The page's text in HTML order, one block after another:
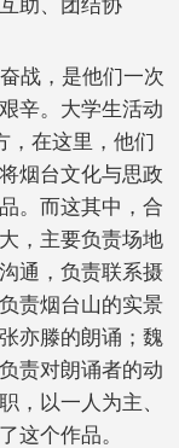
战，是他们一次
辛。大学生活动
，在这里，他们
烟台文化与思政
。而这其中，合
，主要负责场地
通，负责联系摄
责烟台山的实景
亦滕的朗诵；魏
责对朗诵者的动
，以一人为主、
这个作品。